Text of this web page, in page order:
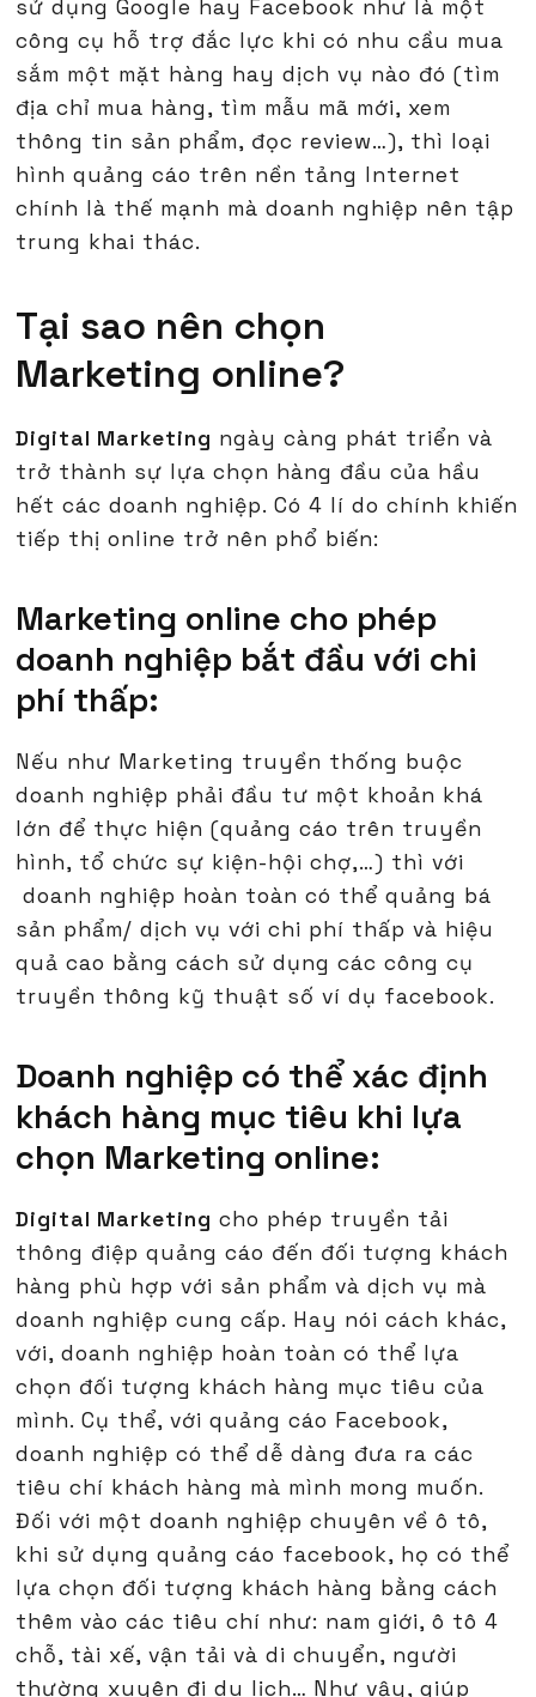
sử dụng Google hay Facebook như là một
công cụ hỗ trợ đắc lực khi có nhu cầu mua
sắm một mặt hàng hay dịch vụ nào đó (tìm
địa chỉ mua hàng, tìm mẫu mã mới, xem
thông tin sản phẩm, đọc review…), thì loại
hình quảng cáo trên nền tảng Internet
chính là thế mạnh mà doanh nghiệp nên tập
trung khai thác.
Tại sao nên chọn
Marketing online?
Digital Marketing ngày càng phát triển và
trở thành sự lựa chọn hàng đầu của hầu
hết các doanh nghiệp. Có 4 lí do chính khiến
tiếp thị online trở nên phổ biến:
Marketing online cho phép
doanh nghiệp bắt đầu với chi
phí thấp:
Nếu như Marketing truyền thống buộc
doanh nghiệp phải đầu tư một khoản khá
lớn để thực hiện (quảng cáo trên truyền
hình, tổ chức sự kiện-hội chợ,…) thì với
doanh nghiệp hoàn toàn có thể quảng bá
sản phẩm/ dịch vụ với chi phí thấp và hiệu
quả cao bằng cách sử dụng các công cụ
truyền thông kỹ thuật số ví dụ facebook.
Doanh nghiệp có thể xác định
khách hàng mục tiêu khi lựa
chọn Marketing online:
Digital Marketing cho phép truyền tải
thông điệp quảng cáo đến đối tượng khách
hàng phù hợp với sản phẩm và dịch vụ mà
doanh nghiệp cung cấp. Hay nói cách khác,
với, doanh nghiệp hoàn toàn có thể lựa
chọn đối tượng khách hàng mục tiêu của
mình. Cụ thể, với quảng cáo Facebook,
doanh nghiệp có thể dễ dàng đưa ra các
tiêu chí khách hàng mà mình mong muốn.
Đối với một doanh nghiệp chuyên về ô tô,
khi sử dụng quảng cáo facebook, họ có thể
lựa chọn đối tượng khách hàng bằng cách
thêm vào các tiêu chí như: nam giới, ô tô 4
chỗ, tài xế, vận tải và di chuyển, người
thường xuyên đi du lịch… Như vậy, giúp